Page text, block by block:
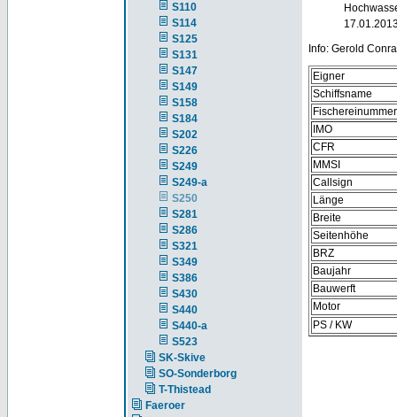
S110
S114
S125
S131
S147
S149
S158
S184
S202
S226
S249
S249-a
S250
S281
S286
S321
S349
S386
S430
S440
S440-a
S523
SK-Skive
SO-Sonderborg
T-Thistead
Faeroer
Info: Gerold
Eigner
Schiffsname
Fischereinummer
IMO
CFR
MMSI
Callsign
Länge
Breite
Seitenhöhe
BRZ
Baujahr
Bauwerft
Motor
PS / KW